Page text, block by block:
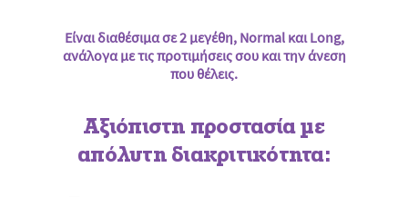
Είναι διαθέσιμα σε 2 μεγέθη, Normal και Long,
ανάλογα με τις προτιμήσεις σου και την άνεση
που θέλεις.
Αξιόπιστη προστασία με
απόλυτη διακριτικότητα: